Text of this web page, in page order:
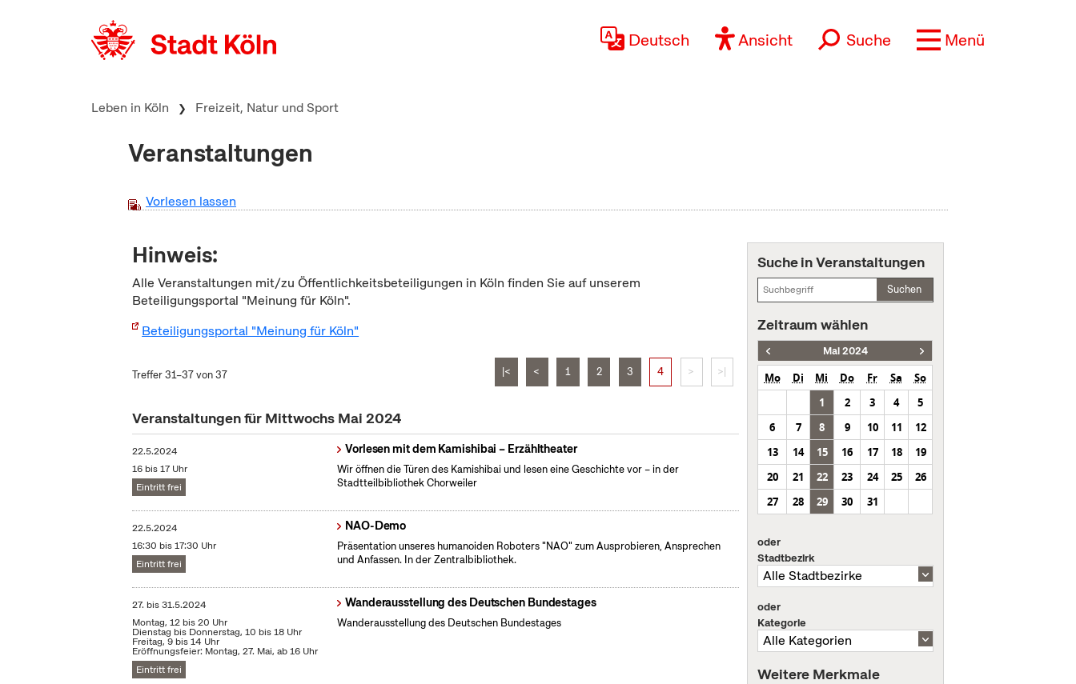
Deutsch Ansicht Suche Menü
Leben in Köln Freizeit, Natur und Sport
Veranstaltungen
Vorlesen lassen
Hinweis:
Alle Veranstaltungen mit/zu Öffentlichkeitsbeteiligungen in Köln finden Sie auf unserem
Beteiligungsportal "Meinung für Köln".
Beteiligungsportal "Meinung für Köln"
Treffer 31–37 von 37 |< < 1 2 3 4 > >|
Veranstaltungen für Mittwochs Mai 2024
22.5.2024
16 bis 17 Uhr
Eintritt frei
Vorlesen mit dem Kamishibai – Erzähltheater
Wir öffnen die Türen des Kamishibai und lesen eine Geschichte vor – in der
Stadtteilbibliothek Chorweiler
22.5.2024
16:30 bis 17:30 Uhr
Eintritt frei
NAO-Demo
Präsentation unseres humanoiden Roboters "NAO" zum Ausprobieren, Ansprechen
und Anfassen. In der Zentralbibliothek.
27. bis31.5.2024
Montag, 12 bis 20 Uhr
Dienstag bis Donnerstag, 10 bis 18 Uhr
Freitag, 9 bis 14 Uhr
Eröffnungsfeier: Montag, 27. Mai, ab 16 Uhr
Eintritt frei
Wanderausstellung des Deutschen Bundestages
Wanderausstellung des Deutschen Bundestages
Suche in Veranstaltungen
Suchen
Zeitraum wählen
Mai 2024
Mo Di Mi Do Fr Sa
So
1
2 3 4
5
6
7 8 9 10 11
12
13
14 15 16 17 18
19
20
21 22 23 24 25
26
27
28 29 30 31
oder
Stadtbezirk
oder
Kategorie
Weitere Merkmale